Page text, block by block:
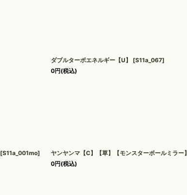
ダブルターボエネルギー【U】 [S11a_067]
0円(税込)
[S11a_001mo]
ヤンヤンマ【C】【草】【モンスターボールミラー】
0円(税込)